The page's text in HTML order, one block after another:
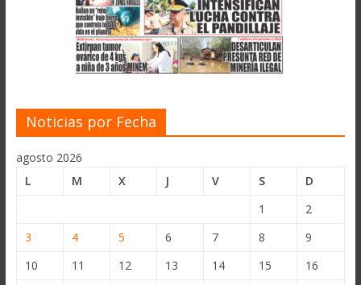
Noticias por Fecha
agosto 2026
L
M X J V S
D
1
2
3
4 5 6 7 8
9
10
11 12 13 14 15
16